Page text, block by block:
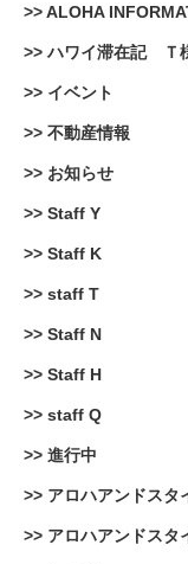
ALOHA
ハワイ滞在記 Ｔ
イベント
不動産情報
お知らせ
Staff Y
Staff K
staff T
Staff N
Staff H
staff Q
進行中
アロハアンドスタ
アロハアンドスタ